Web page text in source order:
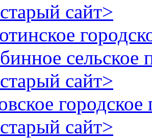
сайт>
сельское
сайт>
городское
сайт>